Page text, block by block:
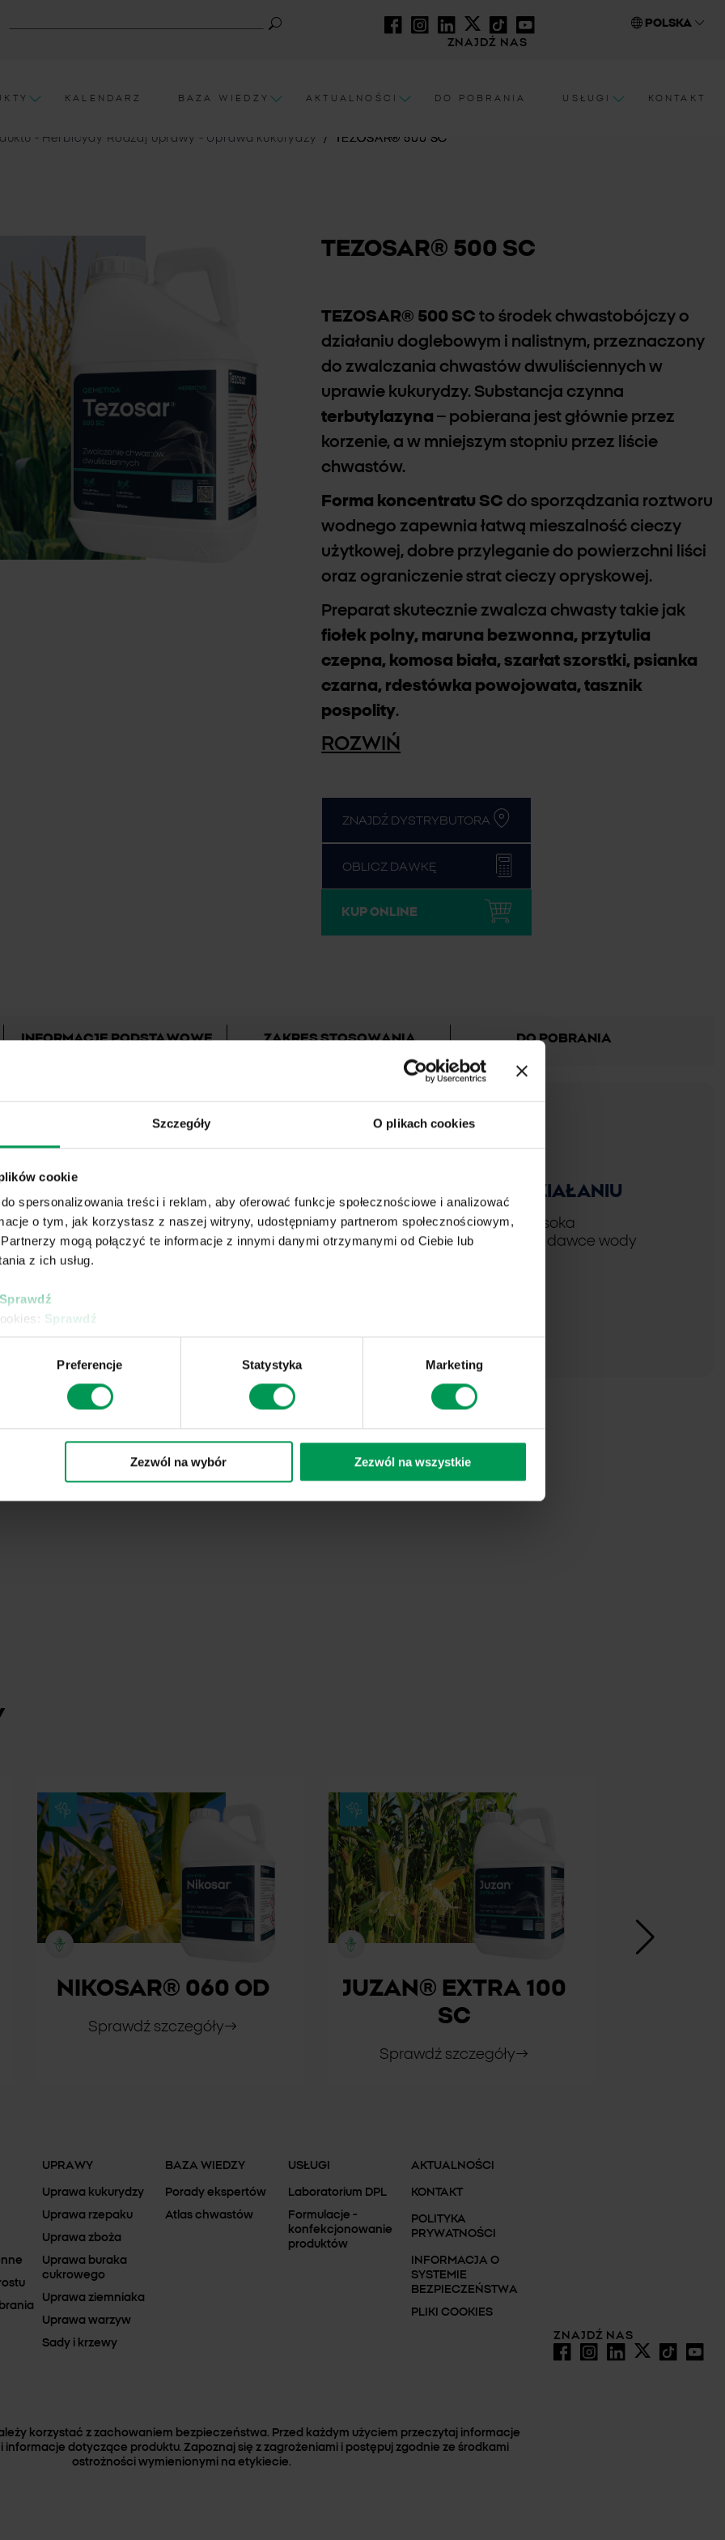
Szczegóły O plikach cookies
cookie
spersonalizowania treści i reklam, aby oferować funkcje społecznościowe i analizować
o tym, jak korzystasz z naszej witryny, udostępniamy partnerom społecznościowym,
mogą połączyć te informacje z innymi danymi otrzymanymi od Ciebie lub
z ich usług.
Sprawdź
Sprawdź
Preferencje Statystyka Marketing
Zezwól na wybór Zezwól na wszystkie
ZNAJDŹ NAS
POLSKA
KALENDARZ BAZA WIEDZY AKTUALNOŚCI DO POBRANIA USŁUGI KONTAKT
- Herbicydy Rodzaj uprawy - Uprawa kukurydzy TEZOSAR® 500 SC
TEZOSAR® 500 SC
TEZOSAR® 500 SC to środek chwastobójczy o
działaniu doglebowym i nalistnym, przeznaczony
do zwalczania chwastów dwuliściennych w
uprawie kukurydzy. Substancja czynna
terbutylazyna – pobierana jest głównie przez
korzenie, a w mniejszym stopniu przez liście
chwastów.
Forma koncentratu SC do sporządzania roztworu
wodnego zapewnia łatwą mieszalność cieczy
użytkowej, dobre przyleganie do powierzchni liści
oraz ograniczenie strat cieczy opryskowej.
Preparat skutecznie zwalcza chwasty takie jak
fiołek polny, maruna bezwonna, przytulia
czepna, komosa biała, szarłat szorstki, psianka
czarna, rdestówka powojowata, tasznik
pospolity.
ROZWIŃ
ZNAJDŹ DYSTRYBUTORA
OBLICZ DAWKĘ
KUP ONLINE
INFORMACJE PODSTAWOWE ZAKRES STOSOWANIA DO POBRANIA
Zwalcza uciążliwe chwasty
dwuliścienne w uprawie
PEWNY W DZIAŁANIU
Potwierdzona wysoka
skuteczność przy dawce wody
NIKOSAR® 060 OD
Sprawdź szczegóły
JUZAN® EXTRA 100
SC
Sprawdź szczegóły
UPRAWY
Uprawa kukurydzy
Uprawa rzepaku
Uprawa zboża
Uprawa buraka
cukrowego
Uprawa ziemniaka
Uprawa warzyw
Sady i krzewy
BAZA WIEDZY
Porady ekspertów
Atlas chwastów
USŁUGI
Laboratorium DPL
Formulacje -
konfekcjonowanie
produktów
AKTUALNOŚCI
KONTAKT
POLITYKA
PRYWATNOŚCI
INFORMACJA O
SYSTEMIE
BEZPIECZEŃSTWA
PLIKI COOKIES
ZNAJDŹ NAS
korzystać z zachowaniem bezpieczeństwa. Przed każdym użyciem przeczytaj informacje
dotyczące produktu. Zapoznaj się z zagrożeniami i postępuj zgodnie ze środkami
ostrożności wymienionymi na etykiecie.